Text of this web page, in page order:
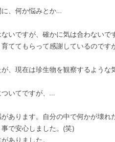
、何か悩みとか…
いですが、確かに気は合わないで
ててもらって感謝しているのです
、現在は珍生物を観察するような
いてですが、…
あります。自分の中で何かが壊れ
で安心しました。(笑)
ありました。